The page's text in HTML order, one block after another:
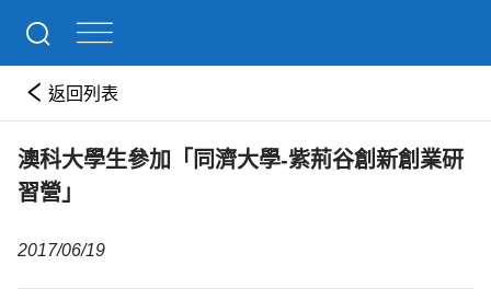
返回列表
澳科大學生參加「同濟大學-紫荊谷創新創業研
習營」
2017/06/19